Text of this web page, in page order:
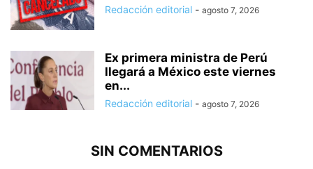
Redacción editorial - agosto 7, 2026
Ex primera ministra de Perú
llegará a México este viernes
en...
Redacción editorial - agosto 7, 2026
SIN COMENTARIOS